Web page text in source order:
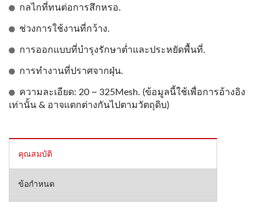
กลไกที่ทนต่อการสึกหรอ.
ช่วงการใช้งานที่กว้าง.
การออกแบบที่บำรุงรักษาต่ำและประหยัดพื้นที่.
การทำงานที่ปราศจากฝุ่น.
ความละเอียด: 20 ~ 325Mesh. (ข้อมูลนี้ใช้เพื่อการอ้างอิง
เท่านั้น & อาจแตกต่างกันไปตามวัตถุดิบ)
คุณสมบัติ
ข้อกำหนด